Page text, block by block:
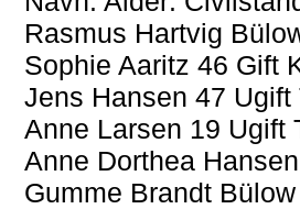
Rasmus Hartvig
Sophie Aaritz 46 Gift
Jens Hansen 47
Anne Larsen 19 Ugift
Anne Dorthea
Gumme Brandt